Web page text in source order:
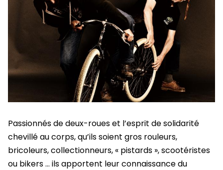
Passionnés de deux-roues et l’esprit de solidarité
chevillé au corps, qu’ils soient gros rouleurs,
bricoleurs, collectionneurs, « pistards », scootéristes
ou bikers … ils apportent leur connaissance du